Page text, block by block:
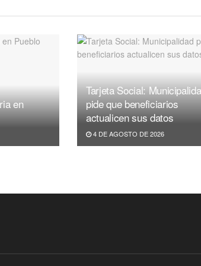
en
Tarjeta Social:
pide que beneficiarios
actualicen sus datos
4 DE AGOSTO DE 2026